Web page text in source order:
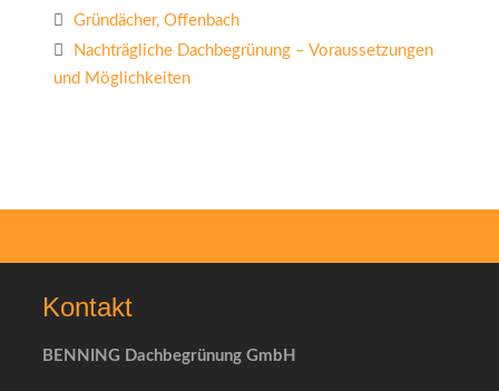
Gründächer, Offenbach
Nachträgliche Dachbegrünung – Voraussetzungen
und Möglichkeiten
Kontakt
BENNING Dachbegrünung GmbH